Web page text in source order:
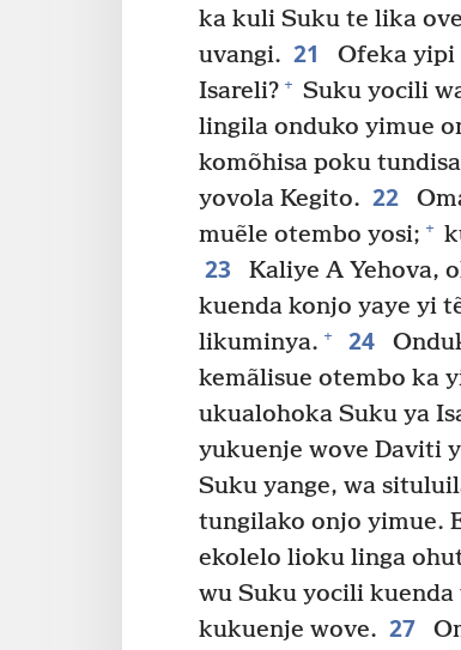
ka kuli Suku te lika
uvangi. 21
Ofeka yipi
Isareli? + Suku yocili
lingila onduko yimue
komõhisa poku
yovola Kegito. 22
muẽle otembo yosi; +
23
Kaliye A Yehova,
kuenda konjo yaye yi
likuminya. + 24
kemãlisue otembo ka
ukualohoka Suku ya
yukuenje wove Daviti
Suku yange, wa
tungilako onjo yimue.
ekolelo lioku linga
wu Suku yocili
kukuenje wove. 27